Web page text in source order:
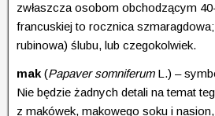
zwłaszcza osobom obchodzącym
francuskiej to rocznica
rubinowa) ślubu, lub czegokolwiek.
mak (Papaver somniferumL.) –
Nie będzie żadnych detali na temat
z makówek, makowego soku i